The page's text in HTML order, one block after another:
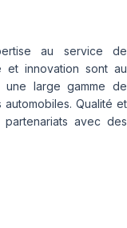
au service de
et innovation sont au
large gamme de
Qualité et
avec des